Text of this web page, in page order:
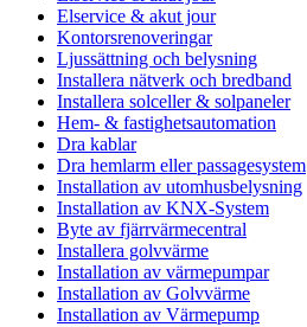
Elservice & akut jour
Kontorsrenoveringar
Ljussättning och belysning
Installera nätverk och bredband
Installera solceller & solpaneler
Hem- & fastighetsautomation
Dra kablar
Dra hemlarm eller passagesystem
Installation av utomhusbelysning
Installation av KNX-System
Byte av fjärrvärmecentral
Installera golvvärme
Installation av värmepumpar
Installation av Golvvärme
Installation av Värmepump